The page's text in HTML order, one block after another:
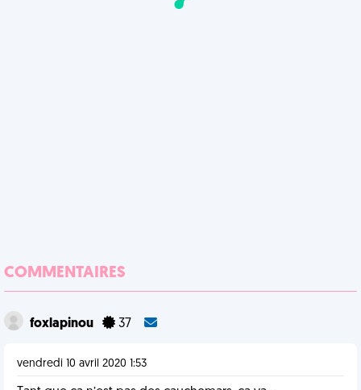
COMMENTAIRES
foxlapinou 37
vendredi 10 avril 2020 1:53